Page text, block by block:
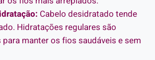
Cabelo desidratado tende
Hidratações regulares são
manter os fios saudáveis e sem